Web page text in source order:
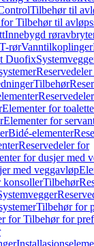
Tilbehør til
Tilbehør til
Innebygd
T-rørVanntilkoplinger
Duofix
Tilbehør
Elementer for
Elementer for
Bidé-elementer
Reservedeler for
for dusjer med
med veggavløp
konsollerTilbehør
Tilbehør for
for Tilbehør for